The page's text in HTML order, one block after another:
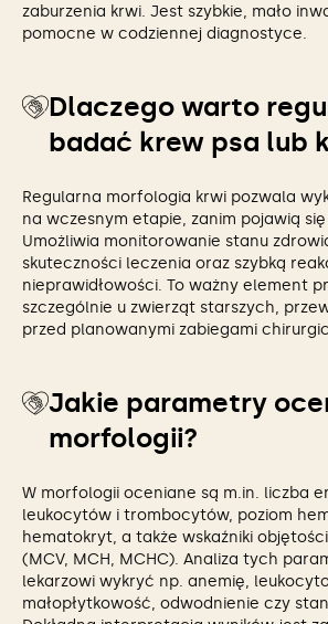
zaburzenia krwi. Jest szybkie, mało
pomocne w codziennej diagnostyce.
Dlaczego warto
badać krew psa lub
Regularna morfologia krwi pozwala
na wczesnym etapie, zanim pojawią
Umożliwia monitorowanie stanu
skuteczności leczenia oraz szybką
nieprawidłowości. To ważny element
szczególnie u zwierząt starszych,
przed planowanymi zabiegami
Jakie parametry
morfologii?
W morfologii oceniane są m.in. liczba
leukocytów i trombocytów, poziom
hematokryt, a także wskaźniki
(MCV, MCH, MCHC). Analiza tych
lekarzowi wykryć np. anemię,
małopłytkowość, odwodnienie czy